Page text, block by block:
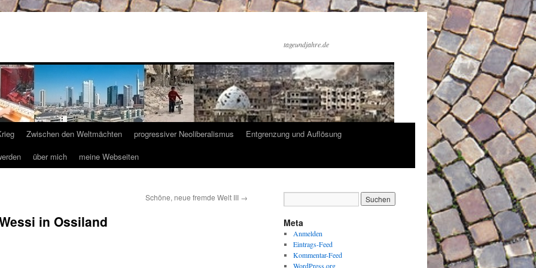
tageundjahre.de
Zwischen den Weltmächten progressiver Neoliberalismus
Entgrenzung und Auflösung
über mich meine Webseiten
Schöne, neue fremde Welt III →
in Ossiland Meta
Anmelden
Eintrags-Feed
Kommentar-Feed
WordPress.org